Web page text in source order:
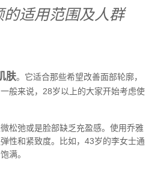
的适用范围及人群
肤。它适合那些希望改善面部轮廓，
般来说，28岁以上的大家开始考虑使
松弛或是脸部缺乏充盈感。使用乔雅
性和紧致度。比如，43岁的李女士通
满。